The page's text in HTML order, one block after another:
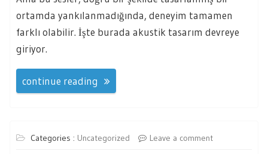
ortamda yankılanmadığında, deneyim tamamen
farklı olabilir. İşte burada akustik tasarım devreye
giriyor.
continue reading
Categories : Uncategorized Leave a comment